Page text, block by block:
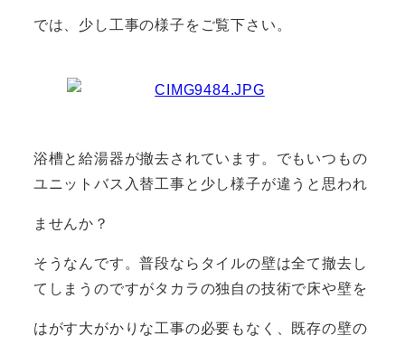
では、少し工事の様子をご覧下さい。
浴槽と給湯器が撤去されています。でもいつもの
ユニットバス入替工事と少し様子が違うと思われ
ませんか？
そうなんです。普段ならタイルの壁は全て撤去し
てしまうのですがタカラの独自の技術で床や壁を
はがす大がかりな工事の必要もなく、既存の壁の